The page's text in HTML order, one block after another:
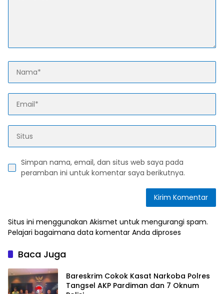
Simpan nama, email, dan situs web saya pada
peramban ini untuk komentar saya berikutnya.
Situs ini menggunakan Akismet untuk mengurangi spam.
Pelajari bagaimana data komentar Anda diproses
Baca Juga
Bareskrim Cokok Kasat Narkoba Polres
Tangsel AKP Pardiman dan 7 Oknum